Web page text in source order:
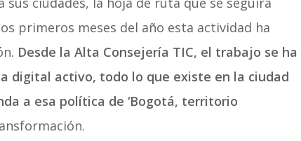
primeros meses del año esta actividad ha
Desde la Alta Consejería TIC, el trabajo se ha
digital activo, todo lo que existe en la ciudad
a esa política de ‘Bogotá, territorio